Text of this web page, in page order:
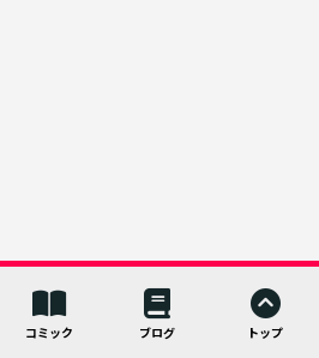
コミック ブログ トップ